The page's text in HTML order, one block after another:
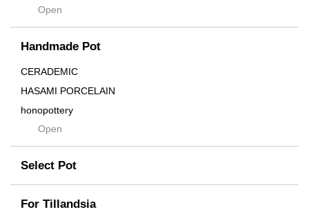
Contra
Cream
Crown
Distortion
Drop
DUNE
Flames
For
Former
Fused
Earth
Open
Handmade Pot
CERADEMIC
HASAMI PORCELAIN
honopottery
nocturne
tamanhayat
TETSUYA OZAWA
Scratch
Takehiro Ito
Open
Select Pot
For Tillandsia